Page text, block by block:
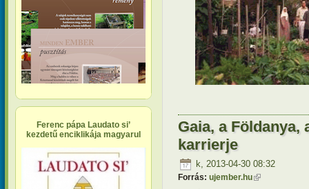
Ferenc pápa Laudato si’
kezdetű enciklikája magyarul
Gaia, a Földanya,
karrierje
k, 2013-04-30 08:32
Forrás: ujember.hu(külső